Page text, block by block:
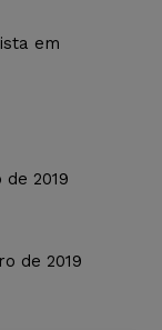
em
2019
de 2019